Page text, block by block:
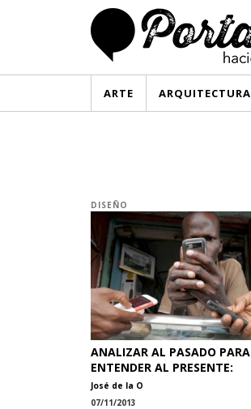
ARTE ARQUITECTURA
DISEÑO
ANALIZAR AL PASADO PARA
ENTENDER AL PRESENTE:
José de la O
07/11/2013